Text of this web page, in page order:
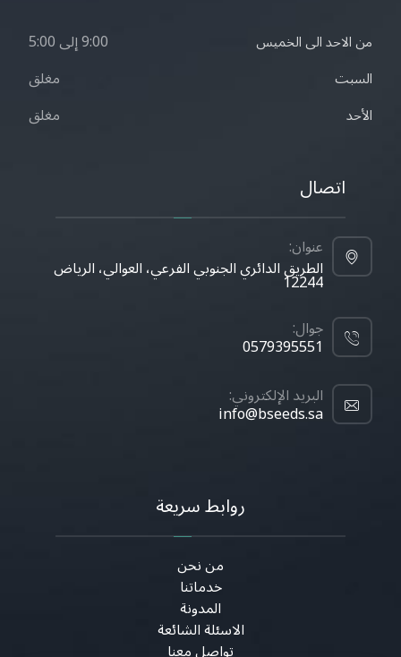
من الاحد الى الخميس 9:00 إلى 5:00
السبت مغلق
الأحد مغلق
اتصال
عنوان:
الطريق الدائري الجنوبي الفرعي، العوالي، الرياض
12244
جوال:
0579395551
البريد الإلكتروني:
info@bseeds.sa
روابط سريعة
من نحن
خدماتنا
المدونة
الاسئلة الشائعة